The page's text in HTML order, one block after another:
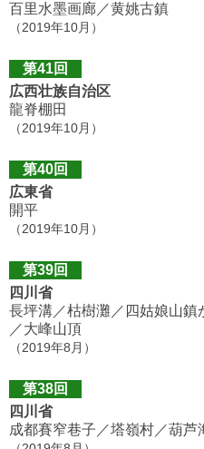
百里水墨画廊／黄姚古鎮
（2019年10月）
第41回
広西壮族自治区
龍脊棚田
（2019年10月）
第40回
広東省
開平
（2019年10月）
第39回
四川省
長坪溝／枯樹灘／四姑娘山
／大峰山頂
（2019年8月）
第38回
四川省
成都賽窄巷子／塔嶺村／葫芦